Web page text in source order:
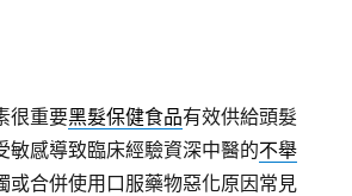
很重要黑髮保健食品有效供給頭髮
敏感導致臨床經驗資深中醫的不舉
或合併使用口服藥物惡化原因常見